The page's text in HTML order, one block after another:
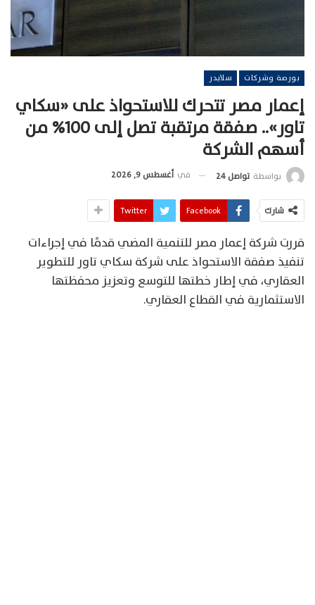
بورصة وشركات سلايدر
إعمار مصر تتحرك للاستحواذ على «سكاي
تاور».. صفقة مرتقبة تصل إلى 100% من
أسهم الشركة
بواسطة تواصل 24 في أغسطس 9, 2026
شارك Facebook
Twitter
قررت شركة إعمار مصر للتنمية المضي قدمًا في إجراءات
تنفيذ صفقة الاستحواذ على شركة سكاي تاور للتطوير
العقاري، في إطار خطتها للتوسع وتعزيز محفظتها
الاستثمارية في القطاع العقاري.